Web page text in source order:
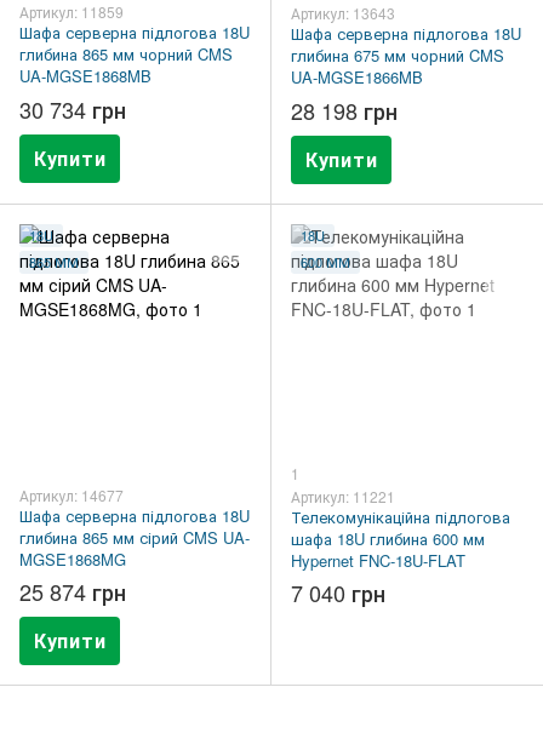
Артикул: 11859
Шафа серверна підлогова 18U
глибина 865 мм чорний CMS
UA-MGSE1868MB
30 734 грн
Купити
Артикул: 13643
Шафа серверна підлогова 18U
глибина 675 мм чорний CMS
UA-MGSE1866MB
28 198 грн
Купити
18U
865 ММ
Артикул: 14677
Шафа серверна підлогова 18U
глибина 865 мм сірий CMS UA-
MGSE1868MG
25 874 грн
Купити
18U
600 ММ
1
Артикул: 11221
Телекомунікаційна підлогова
шафа 18U глибина 600 мм
Hypernet FNC-18U-FLAT
7 040 грн